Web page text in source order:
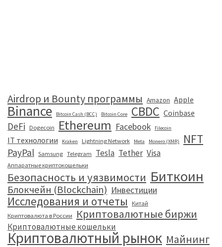
Airdrop и Bounty программы Amazon Apple
Binance Bitcoin Cash (BCC) Bitcoin Core CBDC Coinbase
DeFi Dogecoin Ethereum Facebook Filecoin
IT технологии Kraken Lightning Network Meta Monero (XMR) NFT
PayPal Samsung Telegram Tesla Tether Visa
Аппаратные криптокошельки
Безопасность и уязвимости Биткоин
Блокчейн (Blockchain) Инвестиции
Исследования и отчеты
Китай
Криптовалюта в России
Криптовалютные биржи
Криптовалютные кошельки
Криптовалютный рынок Майнинг